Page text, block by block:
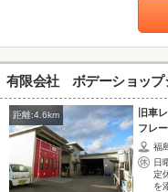
有限会社 ボデーショップ
距離:4.6km
旧車
フレ
福
日
定
を